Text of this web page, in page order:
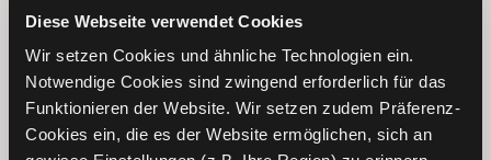
Diese Webseite verwendet Cookies
Wir setzen Cookies und ähnliche Technologien ein.
Notwendige Cookies sind zwingend erforderlich für das
Funktionieren der Website. Wir setzen zudem Präferenz-
Cookies ein, die es der Website ermöglichen, sich an